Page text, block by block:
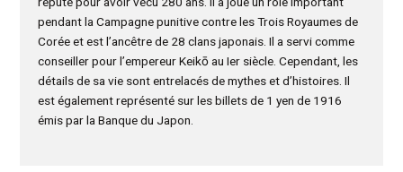
pendant la Campagne punitive contre les Trois Royaumes de
Corée et est l’ancêtre de 28 clans japonais. Il a servi comme
conseiller pour l’empereur Keikō au Ier siècle. Cependant, les
détails de sa vie sont entrelacés de mythes et d’histoires. Il
est également représenté sur les billets de 1 yen de 1916
émis par la Banque du Japon.